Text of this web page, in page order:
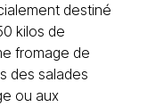
destiné
kilos de
fromage de
des salades
ou aux